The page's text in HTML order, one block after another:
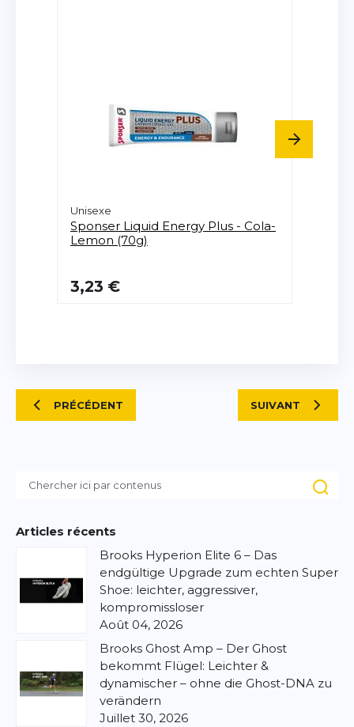
Unisexe
Sponser Liquid Energy Plus - Cola-
Lemon (70g)
3,23 €
PRÉCÉDENT SUIVANT
Articles récents
Brooks Hyperion Elite 6 – Das
endgültige Upgrade zum echten Super
Shoe: leichter, aggressiver,
kompromissloser
Août 04, 2026
Brooks Ghost Amp – Der Ghost
bekommt Flügel: Leichter &
dynamischer – ohne die Ghost-DNA zu
verändern
Juillet 30, 2026